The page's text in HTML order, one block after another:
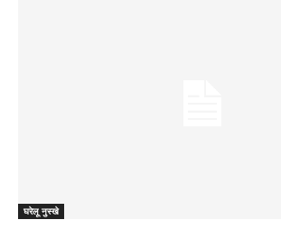
घरेलू नुस्खे